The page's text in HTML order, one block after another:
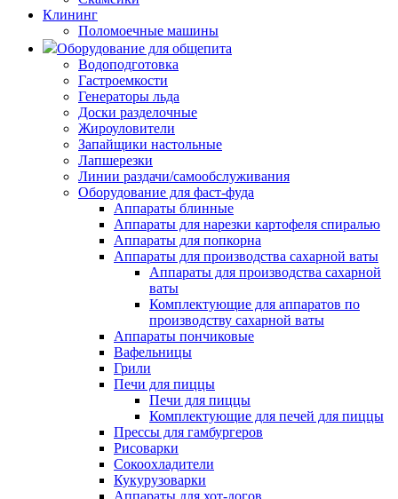
Клининг
Поломоечные машины
Оборудование для общепита
Водоподготовка
Гастроемкости
Генераторы льда
Доски разделочные
Жироуловители
Запайщики настольные
Лапшерезки
Линии раздачи/самообслуживания
Оборудование для фаст-фуда
Аппараты блинные
Аппараты для нарезки картофеля спиралью
Аппараты для попкорна
Аппараты для производства сахарной ваты
Аппараты для производства сахарной
ваты
Комплектующие для аппаратов по
производству сахарной ваты
Аппараты пончиковые
Вафельницы
Грили
Печи для пиццы
Печи для пиццы
Комплектующие для печей для пиццы
Прессы для гамбургеров
Рисоварки
Сокоохладители
Кукурузоварки
Аппараты для хот-догов